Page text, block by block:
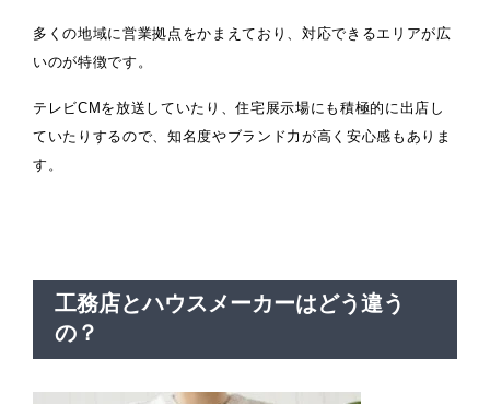
多くの地域に営業拠点をかまえており、対応できるエリアが広
いのが特徴です。
テレビCMを放送していたり、住宅展示場にも積極的に出店し
ていたりするので、知名度やブランド力が高く安心感もありま
す。
工務店とハウスメーカーはどう違う
の？